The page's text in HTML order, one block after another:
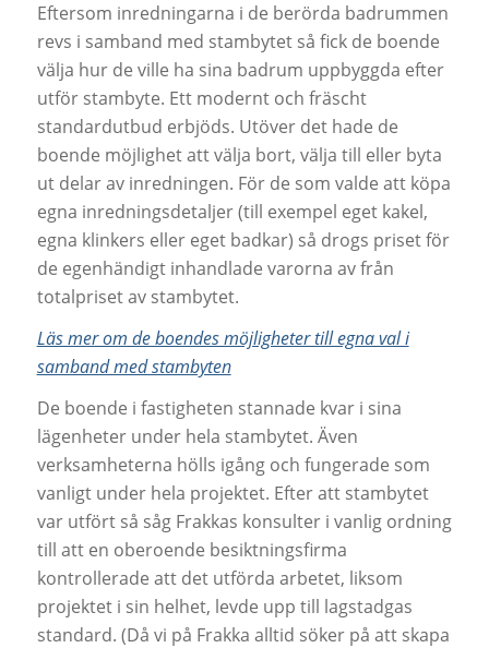
Eftersom inredningarna i de berörda badrummen
revs i samband med stambytet så fick de boende
välja hur de ville ha sina badrum uppbyggda efter
utför stambyte. Ett modernt och fräscht
standardutbud erbjöds. Utöver det hade de
boende möjlighet att välja bort, välja till eller byta
ut delar av inredningen. För de som valde att köpa
egna inredningsdetaljer (till exempel eget kakel,
egna klinkers eller eget badkar) så drogs priset för
de egenhändigt inhandlade varorna av från
totalpriset av stambytet.
Läs mer om de boendes möjligheter till egna val i
samband med stambyten
De boende i fastigheten stannade kvar i sina
lägenheter under hela stambytet. Även
verksamheterna hölls igång och fungerade som
vanligt under hela projektet. Efter att stambytet
var utfört så såg Frakkas konsulter i vanlig ordning
till att en oberoende besiktningsfirma
kontrollerade att det utförda arbetet, liksom
projektet i sin helhet, levde upp till lagstadgas
standard. (Då vi på Frakka alltid söker på att skapa